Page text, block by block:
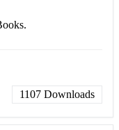
1107 Downloads